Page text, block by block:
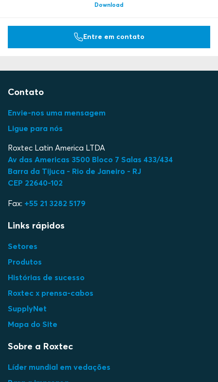
Download
Entre em contato
Contato
Envie-nos uma mensagem
Ligue para nós
Roxtec Latin America LTDA
Av das Americas 3500 Bloco 7 Salas 433/434
Barra da Tijuca - Rio de Janeiro - RJ
CEP 22640-102
Fax: +55 21 3282 5179
Links rápidos
Setores
Produtos
Histórias de sucesso
Roxtec x prensa-cabos
SupplyNet
Mapa do Site
Sobre a Roxtec
Líder mundial em vedações